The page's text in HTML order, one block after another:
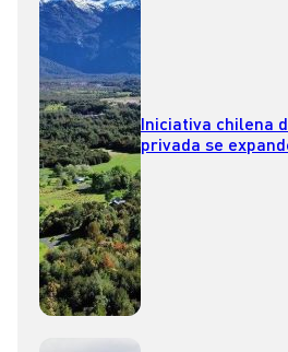
Iniciativa chilena
privada se